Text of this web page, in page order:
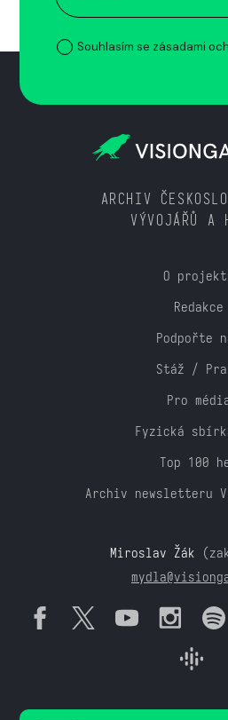
Souhlasím se zásadami
ARCHIV
VÝVOJÁŘŮ A
O
Redakce
Podpořte
Stáž /
Pro
Fyzická
Top 100
Archiv newsletteru
Miroslav Žák